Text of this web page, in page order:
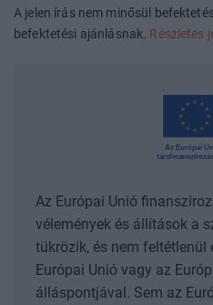
A jelen írás nem minősül
befektetési ajánlásnak. Részletes
Az Európai Unió
vélemények és állítások a
tükrözik, és nem feltétlenül
Európai Unió vagy az
álláspontjával. Sem az